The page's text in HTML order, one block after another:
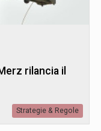
rilancia il
Strategie & Regole